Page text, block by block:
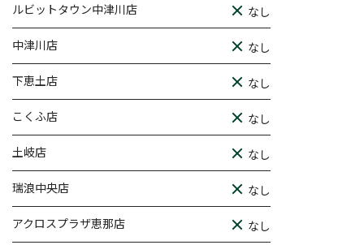
ルビットタウン中津川店 なし
中津川店 なし
下恵土店 なし
こくふ店 なし
土岐店 なし
瑞浪中央店 なし
アクロスプラザ恵那店 なし